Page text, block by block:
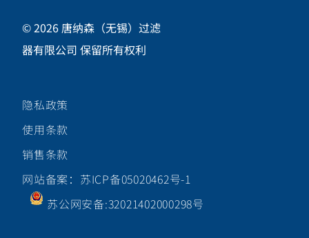
供应商中国江苏省无锡市新吴区
新加坡工业园新都路16号，邮编 214028
咨询热线
关注唐纳森微信公众号
© 2026 唐纳森（无锡）过滤
器有限公司 保留所有权利
隐私政策
使用条款
销售条款
网站备案：苏ICP备05020462号-1
苏公网安备:32021402000298号